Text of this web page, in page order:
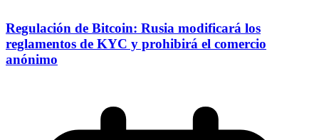
Regulación de Bitcoin: Rusia modificará los
reglamentos de KYC y prohibirá el comercio
anónimo